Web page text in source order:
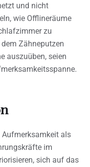
und nicht
wie Offlineräume
zu
Zähneputzen
auszuüben, seien
als
im
sich auf das